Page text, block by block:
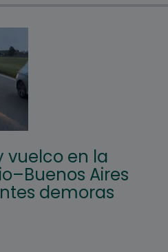
vuelco en la
Aires
demoras